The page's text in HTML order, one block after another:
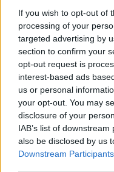
If you wish to opt-out of
processing of your
targeted advertising by
section to confirm your
opt-out request is
interest-based ads
us or personal
your opt-out. You may
disclosure of your
IAB’s list of
also be disclosed by us
Downstream Participants
2026-02-03
Esonero dal
per nuove assunzioni/
indeterminato nel
inps
500 euro
2025-12-30
Fondo di
Banca del
200.000 euro